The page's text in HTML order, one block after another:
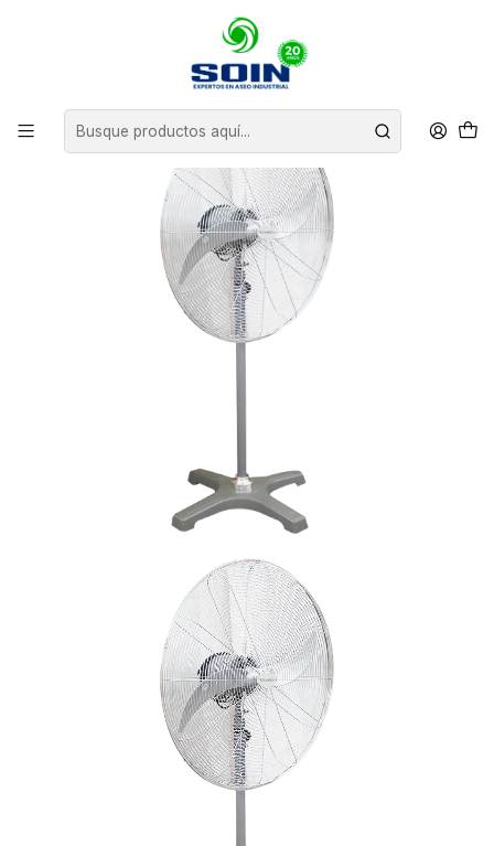
CLIMATIZACION
VENTILADOR DE PEDESTAL 30" TECNOPLUS